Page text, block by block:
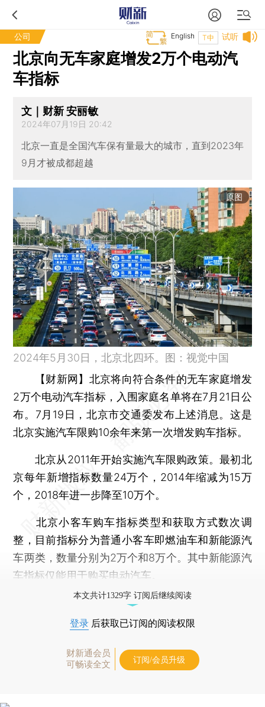
公司 试听
T中
English
北京向无车家庭增发2万个电动汽
车指标
文｜财新 安丽敏
2024年07月19日 20:42
北京一直是全国汽车保有量最大的城市，直到2023年
9月才被成都超越
原图
2024年5月30日，北京北四环。图：视觉中国
【财新网】 北京将向符合条件的无车家庭增发
2万个电动汽车指标，入围家庭名单将在7月21日公
布。7月19日，北京市交通委发布上述消息。这是
北京实施汽车限购10余年来第一次增发购车指标。
北京从2011年开始实施汽车限购政策。最初北
京每年新增指标数量24万个，2014年缩减为15万
个，2018年进一步降至10万个。
北京小客车购车指标类型和获取方式数次调
整，目前指标分为普通小客车即燃油车和新能源汽
车两类，数量分别为2万个和8万个。其中新能源汽
车指标仅能用于购买电动汽车。
本文共计1329字 订阅后继续阅读
登录 后获取已订阅的阅读权限
财新通会员
可畅读全文
订阅/会员升级